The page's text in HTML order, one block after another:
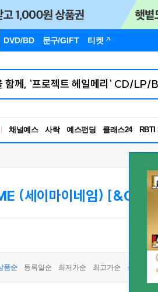
DVD/BD 문구/GIFT 티켓
채널예스 사락 예스펀딩 클래스24
RBTI
독서
(세이마이네임) [&Our
품순 등록일순 최저가순 최고가순 상품명순